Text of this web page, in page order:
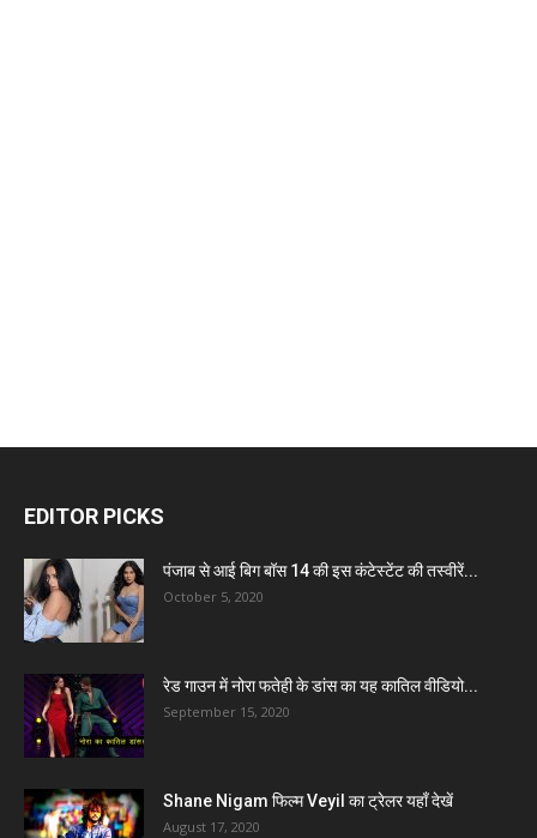
EDITOR PICKS
पंजाब से आई बिग बॉस 14 की इस कंटेस्टेंट की तस्वीरें...
October 5, 2020
रेड गाउन में नोरा फतेही के डांस का यह कातिल वीडियो...
September 15, 2020
Shane Nigam फिल्म Veyil का ट्रेलर यहाँ देखें
August 17, 2020